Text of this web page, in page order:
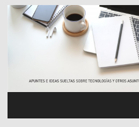
Saltar
contenido